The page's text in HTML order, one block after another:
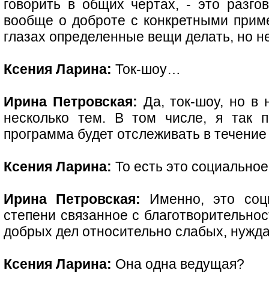
говорить в общих чертах, - это
вообще о доброте с конкретными
глазах определенные вещи делать, но
Ксения Ларина: Ток-шоу…
Ирина Петровская: Да, ток-шоу, но в
несколько тем. В том числе, я так
программа будет отслеживать в
Ксения Ларина: То есть это
Ирина Петровская: Именно, это
степени связанное с
добрых дел относительно слабых,
Ксения Ларина: Она одна ведущая?